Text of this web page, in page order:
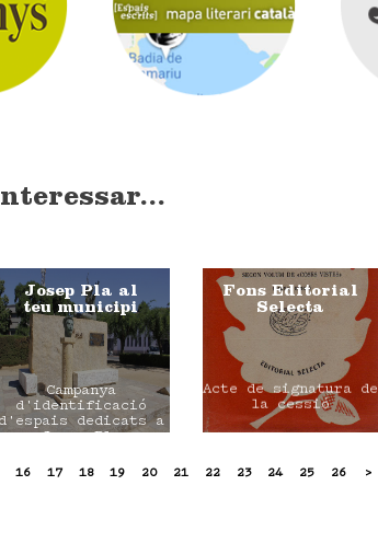
Josep Pla al
teu municipi
Campanya
d'identificació
d'espais dedicats a
Josep Pla
Fons Editorial
Selecta
Acte de signatura de
la cessió
16 17 18 19 20 21 22 23 24 25 26 >